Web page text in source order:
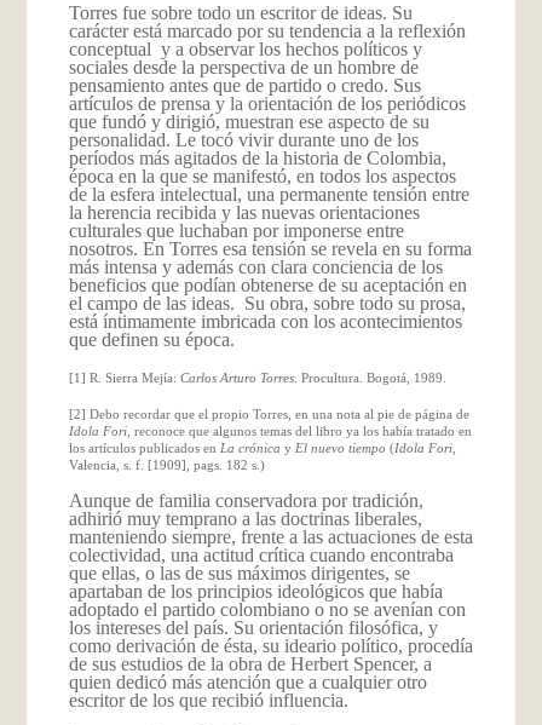
Torres fue sobre todo un escritor de ideas. Su
carácter está marcado por su tendencia a la reflexión
conceptual y a observar los hechos políticos y
sociales desde la perspectiva de un hombre de
pensamiento antes que de partido o credo. Sus
artículos de prensa y la orientación de los periódicos
que fundó y dirigió, muestran ese aspecto de su
personalidad. Le tocó vivir­ du­rante uno de los
períodos más agitados de la historia de Colombia,
época en la que se manifestó, en todos los aspectos
de la esfera intelectual, una permanente tensión entre
la herencia recibida y las nuevas orientaciones
culturales que luchaban por imponerse entre
nosotros. En Torres esa ten­sión se revela en su forma
más intensa y además con clara conciencia de los
beneficios que podían obtenerse de su aceptación en
el campo de las ideas. Su obra, sobre todo su prosa,
está íntimamente imbricada con los acontecimientos
que definen su época.
[1] R. Sierra Mejía: Carlos Arturo Torres. Procultura. Bogotá, 1989.
[2] Debo recordar que el propio Torres, en una nota al pie de página de
Idola Fori, reconoce que algunos temas del libro ya los había tratado en
los artículos publicados en La crónica y El nuevo tiempo (Idola Fori,
Valencia, s. f. [1909], pags. 182 s.)
Aunque de familia conservadora por tradición,
adhirió muy temprano a las doctrinas liberales,
manteniendo siempre, frente a las actuaciones de esta
colectividad, una actitud crítica cuando encontraba
que ellas, o las de sus máximos dirigentes, se
apartaban de los principios ideológicos que había
adoptado el partido colombiano o no se avenían con
los intereses del país. Su orientación filosófica, y
como derivación de ésta, su ideario político, procedía
de sus estudios de la obra de Herbert Spencer, a
quien dedicó más atención que a cualquier otro
escritor de los que recibió influencia.